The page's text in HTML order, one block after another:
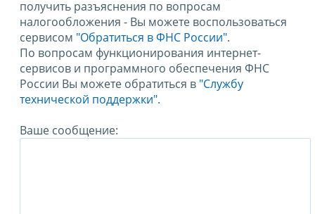
получить разъяснения по вопросам
налогообложения - Вы можете воспользоваться
сервисом "Обратиться в ФНС России".
По вопросам функционирования интернет-
сервисов и программного обеспечения ФНС
России Вы можете обратиться в "Службу
технической поддержки".
Ваше сообщение: